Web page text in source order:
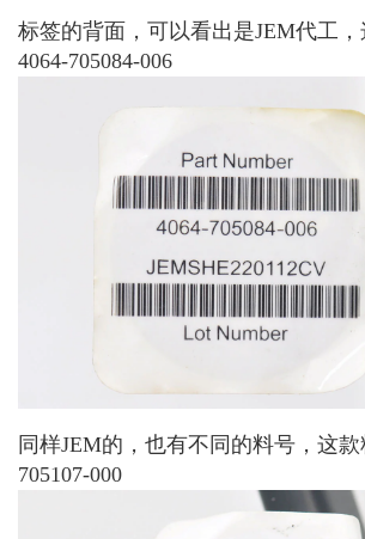
标签的背面，可以看出是JEM代工
4064-705084-006
同样JEM的，也有不同的料号，这款
705107-000